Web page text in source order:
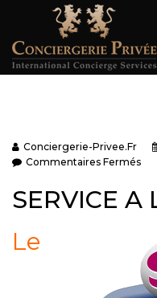
Conciergerie-Privee.fr
Commentaires Fermés
SERVICE A
Le